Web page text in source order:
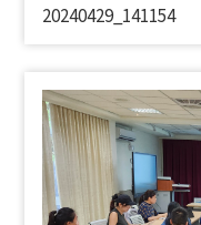
20240429_141154